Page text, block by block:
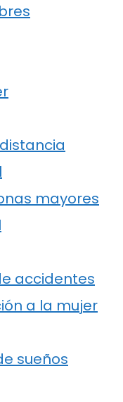
mayores
accidentes
a la mujer
sueños